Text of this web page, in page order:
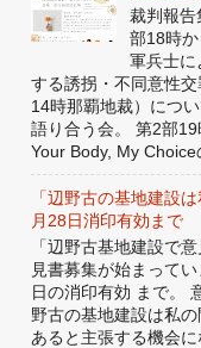
裁判報告
部18時
軍兵士に
する誘拐・不同意性
14時那覇地裁）につ
語り合う会。 第2部
Your Body, My Choice
「辺野古の基地建設
月28日消印有効まで
「辺野古基地建設で
見書募集が始まって
日の消印有効 まで。
野古の基地建設は私
あると主張する機会